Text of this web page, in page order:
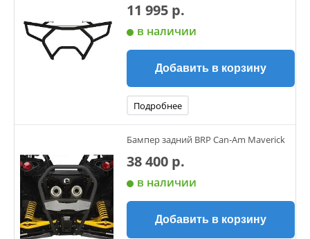
11 995 р.
в наличии
Добавить в корзину
Подробнее
Бампер задний BRP Can-Am Maverick
38 400 р.
в наличии
Добавить в корзину